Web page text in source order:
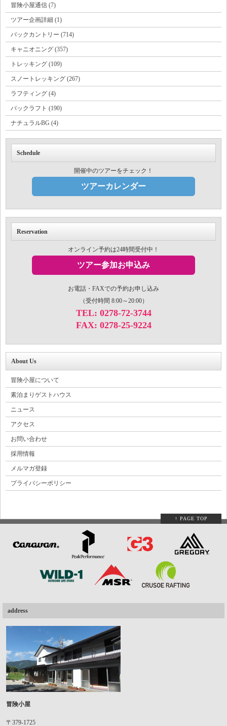
冒険小屋通信 (7)
ツアー企画詳細 (1)
バックカントリー (714)
キャニオニング (357)
トレッキング (109)
スノートレッキング (267)
ラフティング (4)
パックラフト (190)
ナチュラルBG (4)
Schedule
開催中のツアーをチェック！
ツアーカレンダー
Reservation
オンライン予約は24時間受付中！
ツアー参加お申込み
お電話・FAXでの予約お申し込み
（受付時間 8:00～20:00）
TEL: 0278-72-3744
FAX: 0278-25-9224
About Us
冒険小屋について
素泊まりゲストハウス
ニュース
アクセス
お問い合わせ
採用情報
メルマガ登録
プライバシーポリシー
↑ PAGE TOP
address
冒険小屋
〒379-1725